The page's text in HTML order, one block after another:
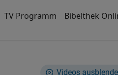
TV Programm Bibelthek
Videos